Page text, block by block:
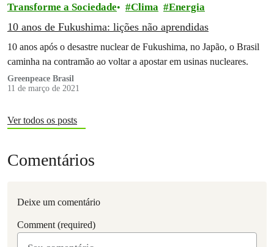
Transforme a Sociedade Clima Energia
10 anos de Fukushima: lições não aprendidas
10 anos após o desastre nuclear de Fukushima, no Japão, o Brasil
caminha na contramão ao voltar a apostar em usinas nucleares.
Greenpeace Brasil
11 de março de 2021
Ver todos os posts
Comentários
Deixe um comentário
Comment (required)